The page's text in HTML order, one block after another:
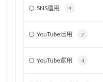
SNS運用 4
YouTube活用 2
YouTube運用 4